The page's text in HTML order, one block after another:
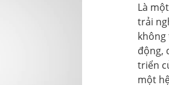
Là
trải
động,
triển
một